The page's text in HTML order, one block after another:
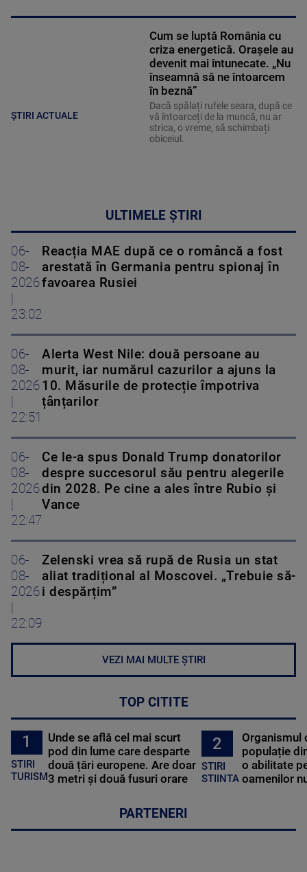
ȘTIRI ACTUALE
Cum se luptă România cu
criza energetică. Orașele au
devenit mai întunecate. „Nu
înseamnă să ne întoarcem
în beznă”
Dacă spălați rufele seara, după ce
vă întoarceți de la muncă, nu ar
strica, o vreme, să schimbați
obiceiul.
ULTIMELE ȘTIRI
06-
08-
2026
23:02
Reacția MAE după ce o româncă a fost
arestată în Germania pentru spionaj în
favoarea Rusiei
06-
08-
2026
22:51
Alerta West Nile: două persoane au
murit, iar numărul cazurilor a ajuns la
10. Măsurile de protecție împotriva
țânțarilor
06-
08-
2026
22:47
Ce le-a spus Donald Trump donatorilor
despre succesorul său pentru alegerile
din 2028. Pe cine a ales între Rubio și
Vance
06-
08-
2026
22:09
Zelenski vrea să rupă de Rusia un stat
aliat tradițional al Moscovei. „Trebuie să-
i despărțim”
VEZI MAI MULTE ȘTIRI
TOP CITITE
1
STIRI
TURISM
Unde se află cel mai scurt
pod din lume care desparte
două țări europene. Are doar
3 metri și două fusuri orare
2
STIRI
STIINTA
Organismul
populație
o abilitate
oamenilor
PARTENERI